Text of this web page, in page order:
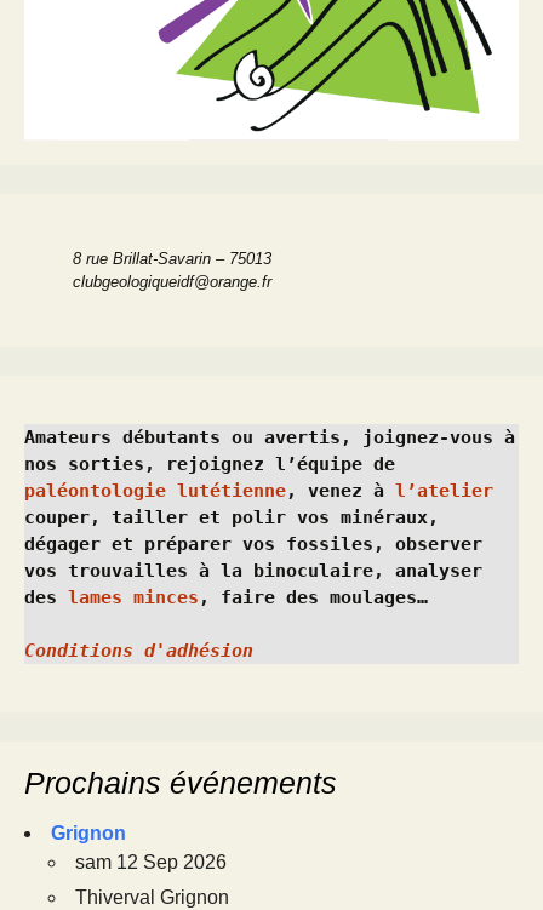
8 rue Brillat-Savarin – 75013
clubgeologiqueidf@orange.fr
Amateurs débutants ou avertis, joignez-vous à
paléontologie lutétienne, venez à l’atelier
couper, tailler et polir vos minéraux,
dégager et préparer vos fossiles, observer
vos trouvailles à la binoculaire, analyser
des lames minces , faire des moulages…
Conditions d'adhésion
Prochains événements
Grignon
sam 12 Sep 2026
Thiverval Grignon